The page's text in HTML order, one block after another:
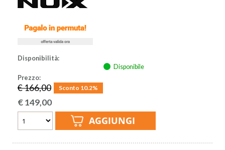
Disponibilità:
Disponibile
Prezzo:
€ 166,00 Sconto 10.2%
€149,00